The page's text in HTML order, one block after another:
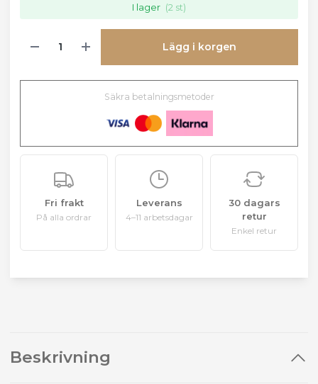
I lager (2 st)
Lägg i korgen
Säkra betalningsmetoder
Fri frakt
På alla ordrar
Leverans
4–11 arbetsdagar
30 dagars
retur
Enkel retur
Beskrivning